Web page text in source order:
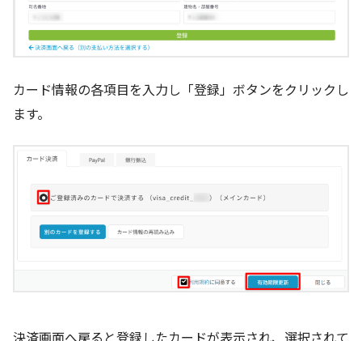
カード情報の各項目を入力し「登録」ボタンをクリックし
ます。